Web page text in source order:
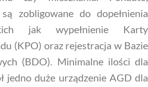
zobligowane do dopełnienia
jak wypełnienie Karty
(KPO) oraz rejestracja w Bazie
(BDO). Minimalne ilości dla
jedno duże urządzenie AGD dla